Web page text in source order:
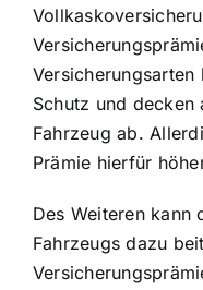
Schutz und decken
Fahrzeug ab.
Prämie hierfür
Des Weiteren kann
Fahrzeugs dazu